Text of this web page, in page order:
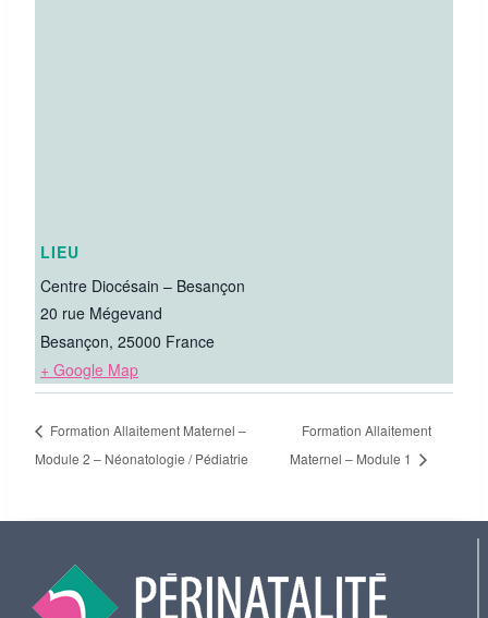
LIEU
Centre Diocésain – Besançon
20 rue Mégevand
Besançon, 25000 France
+ Google Map
Formation Allaitement Maternel –
Module 2 – Néonatologie / Pédiatrie
Formation Allaitement
Maternel – Module 1